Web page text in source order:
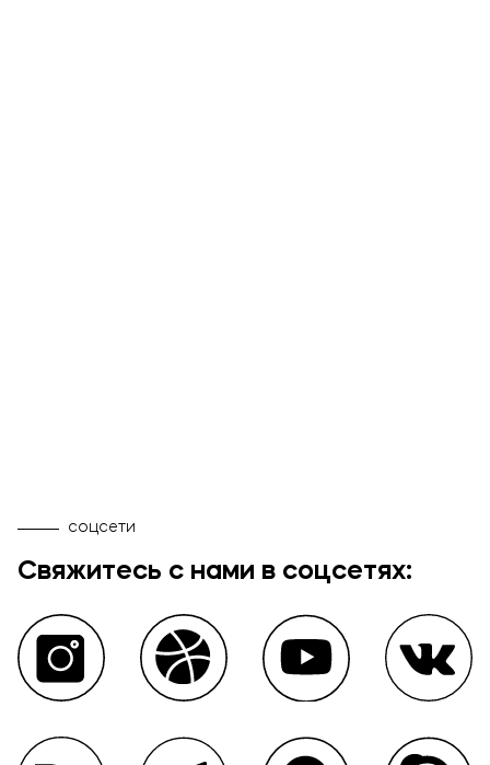
соцсети
Свяжитесь с нами в соцсетях: